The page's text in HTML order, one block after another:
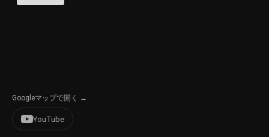
Googleマップで開く →
YouTube